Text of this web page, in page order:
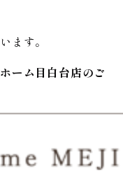
ます。
ホーム 目白台店のご